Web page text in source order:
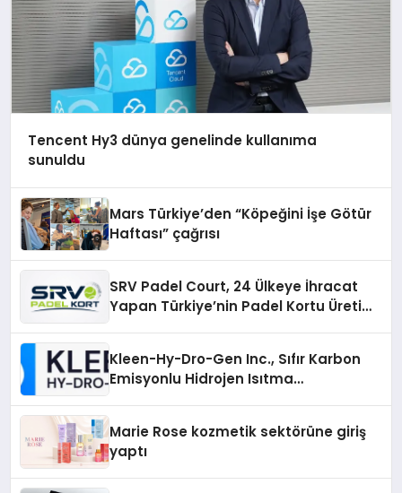
Tencent Hy3 dünya genelinde kullanıma
sunuldu
Mars Türkiye’den “Köpeğini İşe Götür
Haftası” çağrısı
SRV Padel Court, 24 Ülkeye İhracat
Yapan Türkiye’nin Padel Kortu Üretim
Kleen-Hy-Dro-Gen Inc., Sıfır Karbon
Emisyonlu Hidrojen Isıtma
Marie Rose kozmetik sektörüne giriş
yaptı